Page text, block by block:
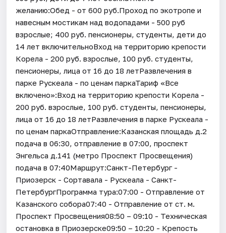
желанию:Обед - от 600 руб.Проход по экотропе и
навесным мостикам над водопадами - 500 руб
взрослые; 400 руб. пенсионеры, студенты, дети до
14 лет включительноВход на территорию крепости
Корела - 200 руб. взрослые, 100 руб. студенты,
пенсионеры, лица от 16 до 18 летРазвлечения в
парке Рускеала - по ценам паркаТариф «Все
включено»:Вход на территорию крепости Корела -
200 руб. взрослые, 100 руб. студенты, пенсионеры,
лица от 16 до 18 летРазвлечения в парке Рускеала -
по ценам паркаОтправление:Казанская площадь д.2
подача в 06:30, отправление в 07:00, проспект
Энгельса д.141 (метро Проспект Просвещения)
подача в 07:40Маршрут:Санкт-Петербург -
Приозерск - Сортавала - Рускеала - Санкт-
ПетербургПрограмма тура:07:00 - Отправление от
Казанского собора07:40 - Отправление от ст. м.
Проспект Просвещения08:50 – 09:10 - Техническая
остановка в Приозерске09:50 – 10:20 - Крепость